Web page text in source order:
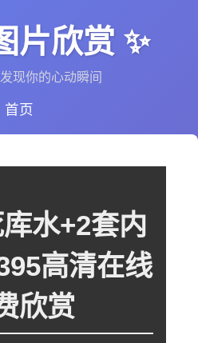
片欣赏 ✨
现你的心动瞬间
首页
水+2套内
高清在线
欣赏